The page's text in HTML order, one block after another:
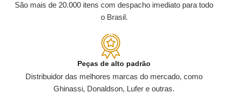
São mais de 20.000 itens com despacho imediato para todo
o Brasil.
Peças de alto padrão
Distribuidor das melhores marcas do mercado, como
Ghinassi, Donaldson, Lufer e outras.